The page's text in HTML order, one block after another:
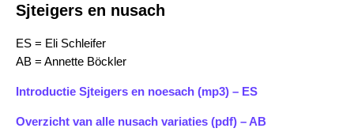
Sjteigers en nusach
ES = Eli Schleifer
AB = Annette Böckler
Introductie Sjteigers en noesach (mp3) – ES
Overzicht van alle nusach variaties (pdf) – AB